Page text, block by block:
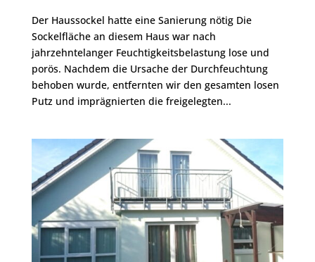
Der Haussockel hatte eine Sanierung nötig Die
Sockelfläche an diesem Haus war nach
jahrzehntelanger Feuchtigkeitsbelastung lose und
porös. Nachdem die Ursache der Durchfeuchtung
behoben wurde, entfernten wir den gesamten losen
Putz und imprägnierten die freigelegten...